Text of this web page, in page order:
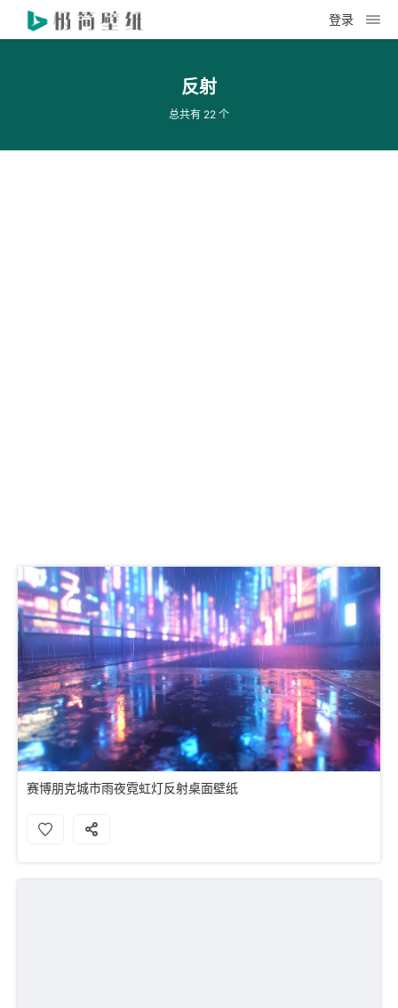
登录
反射
总共有 22 个
赛博朋克城市雨夜霓虹灯反射桌面壁纸